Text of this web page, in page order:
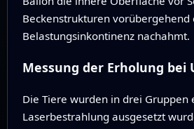
Beckenstrukturen
Belastungsinkontinenz nachahmt.
Messung der Erholung
Die Tiere wurden in drei
Laserbestrahlung ausgesetzt